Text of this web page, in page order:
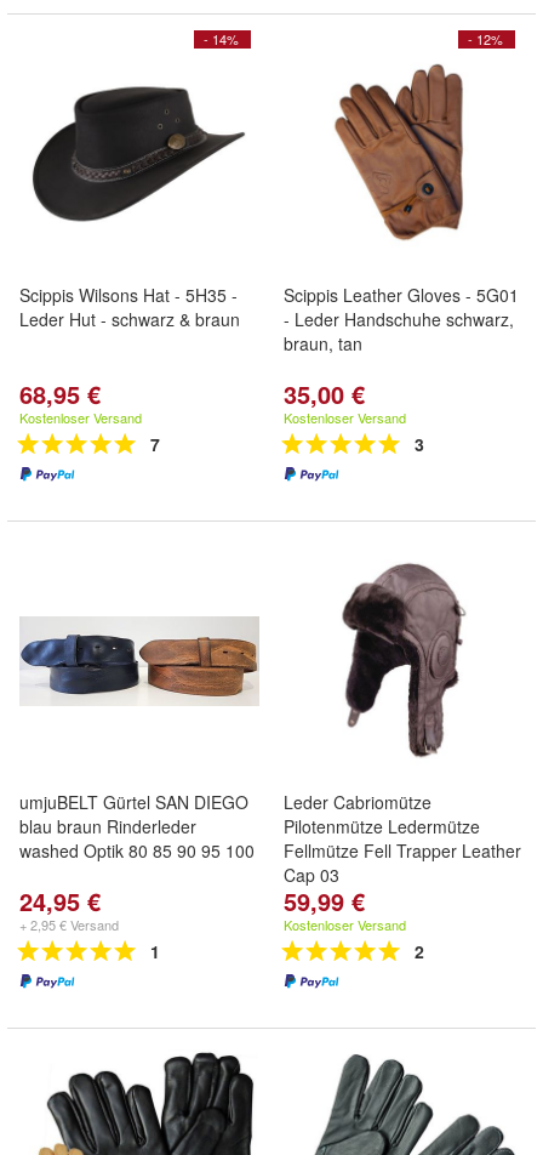
- 14%
Scippis Wilsons Hat - 5H35 -
Leder Hut - schwarz & braun
68,95 €
Kostenloser Versand
7
- 12%
Scippis Leather Gloves - 5G01
- Leder Handschuhe schwarz,
braun, tan
35,00 €
Kostenloser Versand
3
umjuBELT Gürtel SAN DIEGO
blau braun Rinderleder
washed Optik 80 85 90 95 100
24,95 €
+ 2,95 € Versand
1
Leder Cabriomütze
Pilotenmütze Ledermütze
Fellmütze Fell Trapper Leather
Cap 03
59,99 €
Kostenloser Versand
2